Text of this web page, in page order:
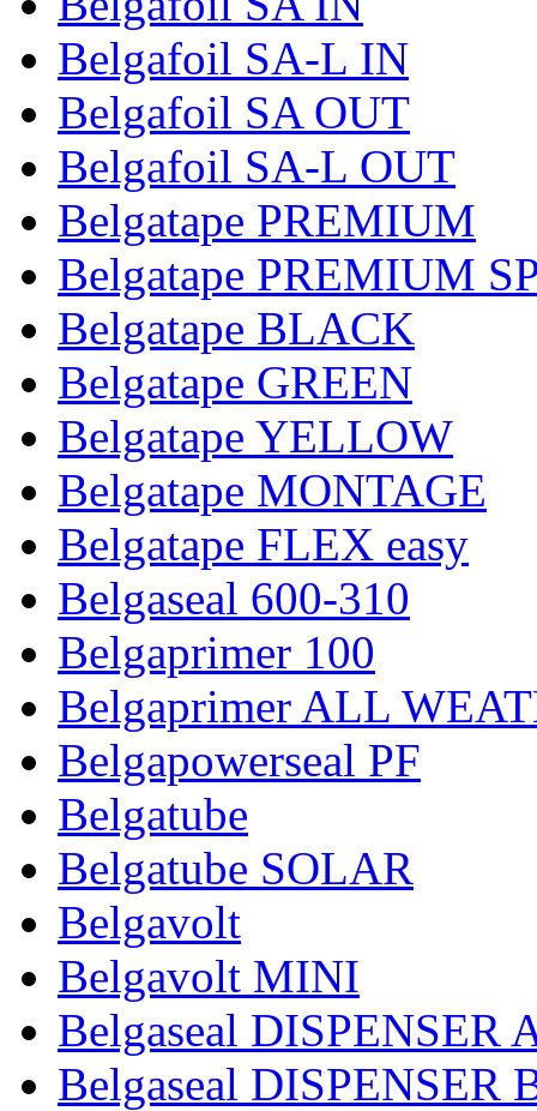
Belgafoil SA-L IN
Belgafoil SA OUT
Belgafoil SA-L OUT
Belgatape PREMIUM
Belgatape PREMIUM
Belgatape BLACK
Belgatape GREEN
Belgatape YELLOW
Belgatape MONTAGE
Belgatape FLEX easy
Belgaseal 600-310
Belgaprimer 100
Belgaprimer ALL
Belgapowerseal PF
Belgatube
Belgatube SOLAR
Belgavolt
Belgavolt MINI
Belgaseal DISPENSER
Belgaseal DISPENSER